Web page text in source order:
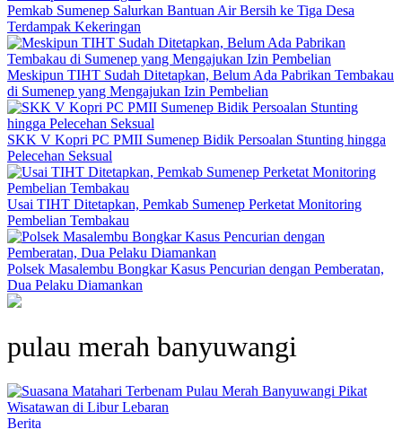
Pemkab Sumenep Salurkan Bantuan Air Bersih ke Tiga Desa
Terdampak Kekeringan
Meskipun TIHT Sudah Ditetapkan, Belum Ada Pabrikan Tembakau
di Sumenep yang Mengajukan Izin Pembelian
SKK V Kopri PC PMII Sumenep Bidik Persoalan Stunting hingga
Pelecehan Seksual
Usai TIHT Ditetapkan, Pemkab Sumenep Perketat Monitoring
Pembelian Tembakau
Polsek Masalembu Bongkar Kasus Pencurian dengan Pemberatan,
Dua Pelaku Diamankan
pulau merah banyuwangi
Berita